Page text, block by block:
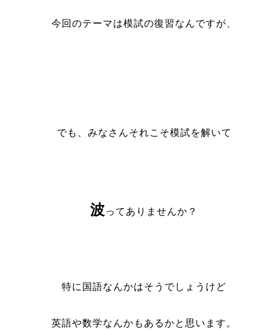
今回のテーマは模試の復習なんですが、
でも、みなさんそれこそ模試を解いて
波ってありませんか？
特に国語なんかはそうでしょうけど
英語や数学なんかもあるかと思います。